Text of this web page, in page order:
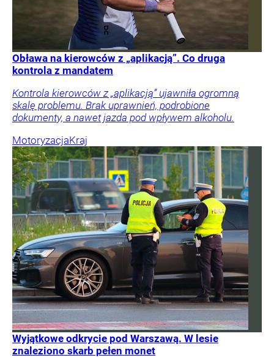
Obława na kierowców z „aplikacją”. Co druga
kontrola z mandatem
Kontrola kierowców z „aplikacją” ujawniła ogromną
skalę problemu. Brak uprawnień, podrobione
dokumenty, a nawet jazda pod wpływem alkoholu.
MotoryzacjaKraj
Wyjątkowe odkrycie pod Warszawą. W lesie
znaleziono skarb pełen monet